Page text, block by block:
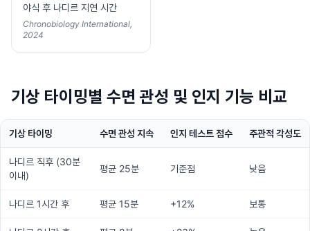
야식 후 나디르 지연 시간
Chronobiology International,
2024
기상 타이밍별 수면 관성 및 인지 기능 비교
기상 타이밍 수면 관성 지속 인지 테스트 점수 주관적 각성도
나디르 직후 (30분
이내)
평균 25분 기준점 낮음
나디르 1시간 후 평균 15분 +12% 보통